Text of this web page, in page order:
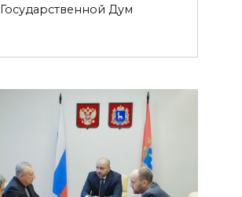
Государственной Дум